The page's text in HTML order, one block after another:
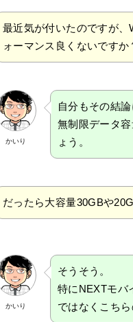
最近気が付いたのですが
ォーマンス良くないですか
かいり
自分もその結
無制限データ
ょう。
だったら大容量30GBや
かいり
そうそう。
特にNEXTモバ
ではなくこち